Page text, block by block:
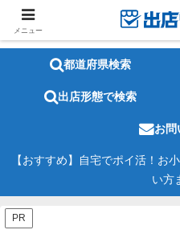
都道府県検索
出店形態で検索
お問
【おすすめ】自宅でポイ活！お
い方
PR
メニュー